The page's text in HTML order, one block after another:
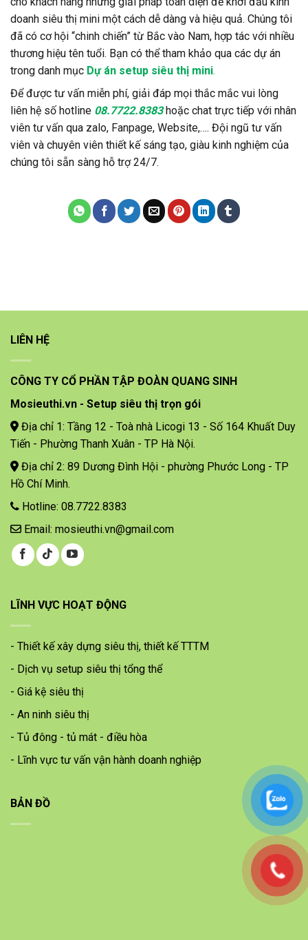
doanh siêu thị mini một cách dễ dàng và hiệu quả. Chúng tôi
đã có cơ hội “chinh chiến” từ Bắc vào Nam, hợp tác với nhiều
thương hiệu tên tuổi. Bạn có thể tham khảo qua các dự án
trong danh mục Dự án setup siêu thị mini.
Để được tư vấn miễn phí, giải đáp mọi thắc mắc vui lòng
liên hệ số hotline 08.7722.8383hoặc chat trực tiếp với nhân
viên tư vấn qua zalo, Fanpage, Website,…. Đội ngũ tư vấn
viên và chuyên viên thiết kế sáng tạo, giàu kinh nghiệm của
chúng tôi sẵn sàng hỗ trợ 24/7.
LIÊN HỆ
CÔNG TY CỔ PHẦN TẬP ĐOÀN QUANG SINH
Mosieuthi.vn - Setup siêu thị trọn gói
Địa chỉ 1: Tầng 12 - Toà nhà Licogi 13 - Số 164 Khuất Duy
Tiến - Phường Thanh Xuân - TP Hà Nội.
Địa chỉ 2: 89 Dương Đình Hội - phường Phước Long - TP
Hồ Chí Minh.
Hotline: 08.7722.8383
Email: mosieuthi.vn@gmail.com
LĨNH VỰC HOẠT ĐỘNG
- Thiết kế xây dựng siêu thị, thiết kế TTTM
- Dịch vụ setup siêu thị tổng thể
- Giá kệ siêu thị
- An ninh siêu thị
- Tủ đông - tủ mát - điều hòa
- Lĩnh vực tư vấn vận hành doanh nghiệp
BẢN ĐỒ